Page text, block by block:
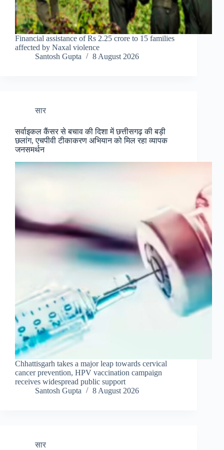
Financial assistance of Rs 2.25 crore to 15 families
affected by Naxal violence
Santosh Gupta
8 August 2026
सार
सर्वाइकल कैंसर से बचाव की दिशा में छत्तीसगढ़ की बड़ी
छलांग, एचपीवी टीकाकरण अभियान को मिल रहा व्यापक
जनसमर्थन
Chhattisgarh takes a major leap towards cervical
cancer prevention, HPV vaccination campaign
receives widespread public support
Santosh Gupta
8 August 2026
सार